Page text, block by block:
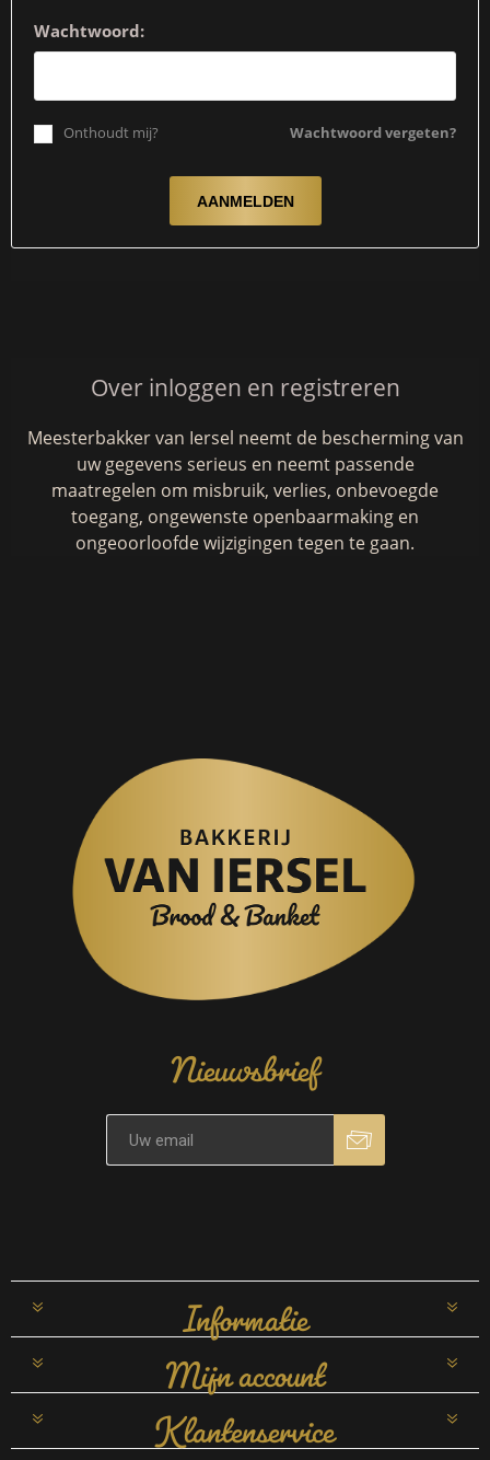
Wachtwoord:
Wachtwoord vergeten?
Onthoudt mij?
Over inloggen en registreren
Meesterbakker van Iersel neemt de bescherming van
uw gegevens serieus en neemt passende
maatregelen om misbruik, verlies, onbevoegde
toegang, ongewenste openbaarmaking en
ongeoorloofde wijzigingen tegen te gaan.
Nieuwsbrief
Informatie
Mijn account
Klantenservice